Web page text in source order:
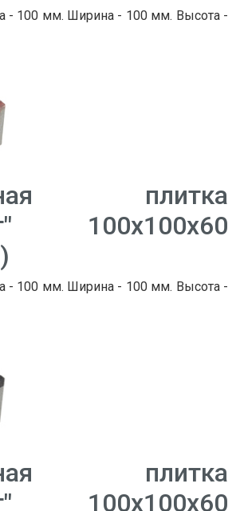
- 100 мм. Ширина - 100 мм. Высота -
плитка
100х100х60
- 100 мм. Ширина - 100 мм. Высота -
плитка
100х100х60